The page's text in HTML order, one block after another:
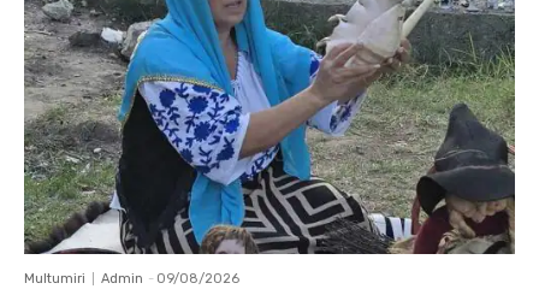
Multumiri Admin - 09/08/2026